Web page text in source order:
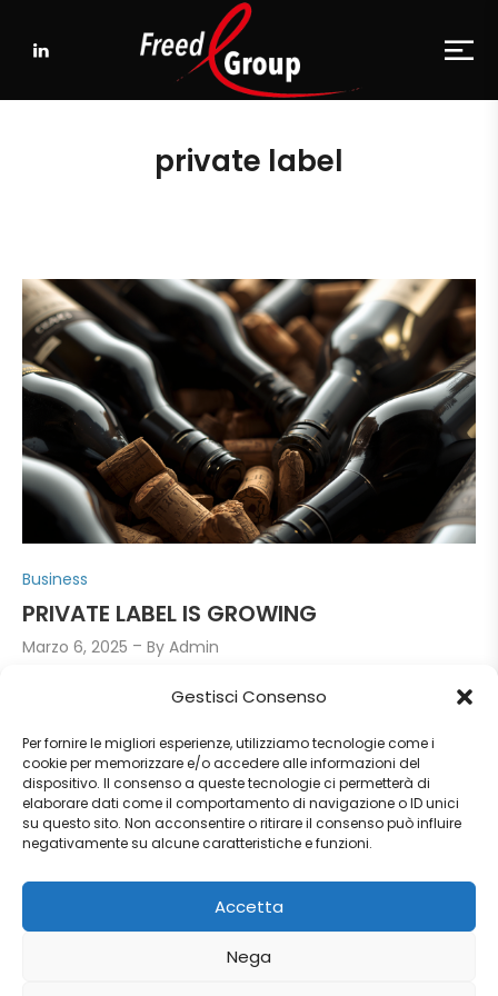
Gestisci Consenso
Per fornire le migliori esperienze, utilizziamo tecnologie come i
cookie per memorizzare e/o accedere alle informazioni del
dispositivo. Il consenso a queste tecnologie ci permetterà di
elaborare dati come il comportamento di navigazione o ID unici
su questo sito. Non acconsentire o ritirare il consenso può influire
negativamente su alcune caratteristiche e funzioni.
Accetta
Nega
private label
P
o
i
n
Business
PRIVATE LABEL IS GROWING
Marzo 6, 2025 ByAdmin
The private label is growing in Italy too. The
distributor’s branded products reached 26 billion
euros in 2024 (+2.4% over 2023) gaining a share of
32% in the GDO. The sales in the sector of wine
between […]